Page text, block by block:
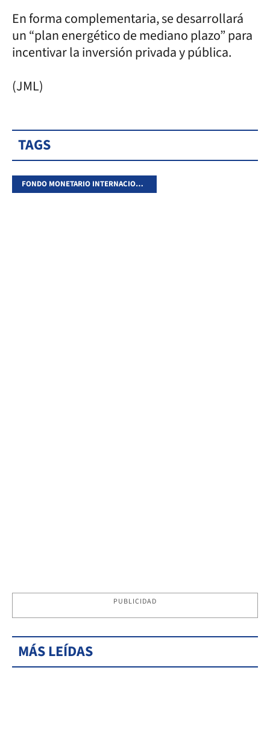
En forma complementaria, se desarrollará
un “plan energético de mediano plazo” para
incentivar la inversión privada y pública.
(JML)
TAGS
FONDO MONETARIO INTERNACIONAL
PUBLICIDAD
MÁS LEÍDAS